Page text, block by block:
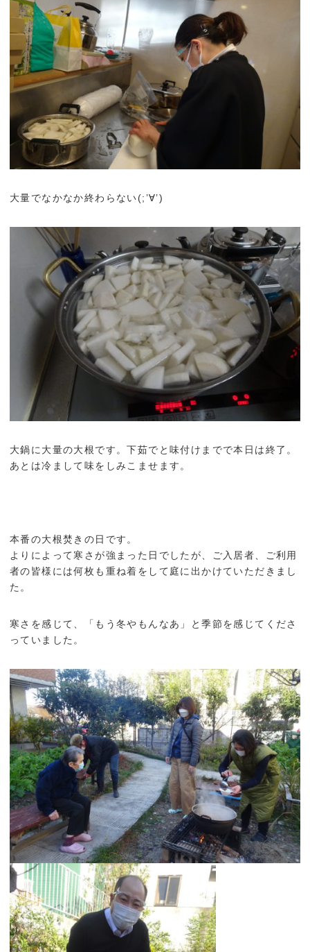
大量でなかなか終わらない(;’∀’)
大鍋に大量の大根です。下茹でと味付けまでで本日は終了。
あとは冷まして味をしみこませます。
本番の大根焚きの日です。
よりによって寒さが強まった日でしたが、ご入居者、ご利用
者の皆様には何枚も重ね着をして庭に出かけていただきまし
た。
寒さを感じて、「もう冬やもんなあ」と季節を感じてくださ
っていました。